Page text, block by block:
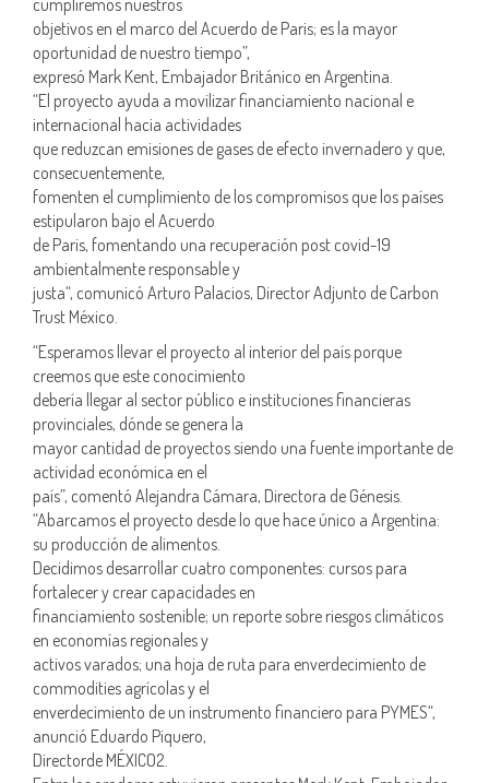
objetivos en el marco del Acuerdo de Paris; es la mayor
oportunidad de nuestro tiempo”,
expresó Mark Kent, Embajador Británico en Argentina.
“El proyecto ayuda a movilizar financiamiento nacional e
internacional hacia actividades
que reduzcan emisiones de gases de efecto invernadero y que,
consecuentemente,
fomenten el cumplimiento de los compromisos que los países
estipularon bajo el Acuerdo
de Paris, fomentando una recuperación post covid-19
ambientalmente responsable y
justa“, comunicó Arturo Palacios, Director Adjunto de Carbon
Trust México.
“Esperamos llevar el proyecto al interior del país porque
creemos que este conocimiento
debería llegar al sector público e instituciones financieras
provinciales, dónde se genera la
mayor cantidad de proyectos siendo una fuente importante de
actividad económica en el
país”, comentó Alejandra Cámara, Directora de Génesis.
“Abarcamos el proyecto desde lo que hace único a Argentina:
su producción de alimentos.
Decidimos desarrollar cuatro componentes: cursos para
fortalecer y crear capacidades en
financiamiento sostenible; un reporte sobre riesgos climáticos
en economías regionales y
activos varados; una hoja de ruta para enverdecimiento de
commodities agrícolas y el
enverdecimiento de un instrumento financiero para PYMES“,
anunció Eduardo Piquero,
Directorde MÉXICO2.